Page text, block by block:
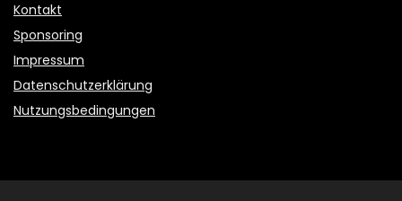
Kontakt
Sponsoring
Impressum
Datenschutzerklärung
Nutzungsbedingungen